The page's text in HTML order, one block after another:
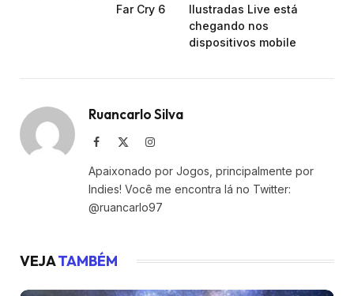
Far Cry 6
Ilustradas Live está
chegando nos
dispositivos mobile
Ruancarlo Silva
Facebook Instagram
Apaixonado por Jogos, principalmente por
Indies! Você me encontra lá no Twitter:
@ruancarlo97
VEJATAMBÉM